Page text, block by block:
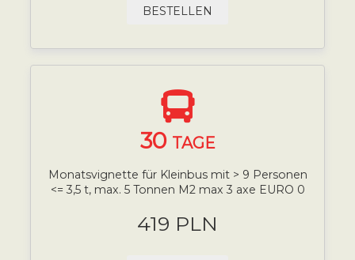
BESTELLEN
30 TAGE
Monatsvignette für Kleinbus mit > 9 Personen
<= 3,5 t, max. 5 Tonnen M2 max 3 axe EURO 0
419 PLN